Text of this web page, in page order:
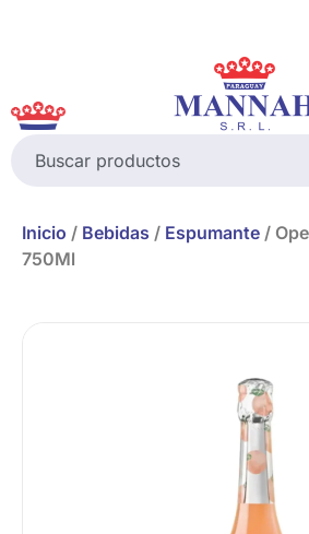
Inicio / Bebidas / Espumante /
750Ml